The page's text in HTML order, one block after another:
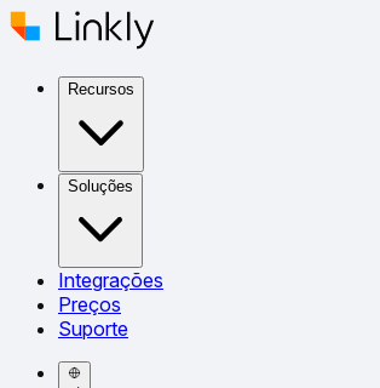
Recursos
Soluções
Integrações
Preços
Suporte